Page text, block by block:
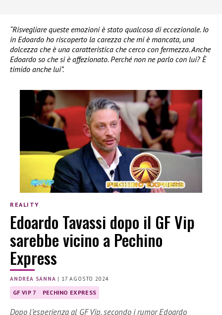
“Risvegliare queste emozioni è stato qualcosa di eccezionale. Io
in Edoardo ho riscoperto la carezza che mi è mancata, una
dolcezza che è una caratteristica che cerco con fermezza. Anche
Edoardo so che si è affezionato. Perché non ne parlo con lui? È
timido anche lui”.
REALITY
Edoardo Tavassi dopo il GF Vip
sarebbe vicino a Pechino
Express
ANDREA SANNA | 17 AGOSTO 2024
GF VIP 7 PECHINO EXPRESS
Dopo l’esperienza al GF Vip, secondo i rumor Edoardo